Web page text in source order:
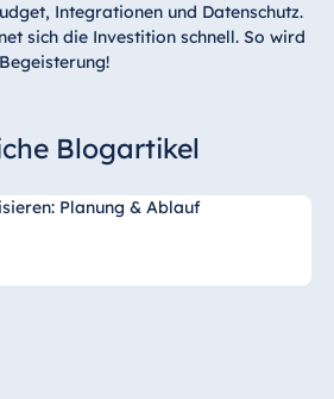
Integrationen und Datenschutz.
sich die Investition schnell. So wird
Blogartikel
Planung & Ablauf